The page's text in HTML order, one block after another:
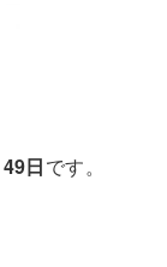
49日です。